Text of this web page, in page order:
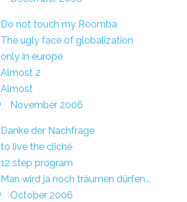
Do not touch my Roomba
The ugly face of globalization
only in europe
Almost 2
Almost
November 2006
Danke der Nachfrage
to live the cliché
12 step program
Man wird ja noch träumen dürfen...
October 2006